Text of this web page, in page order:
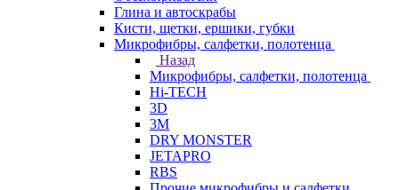
Глина и автоскрабы
Кисти, щетки, ершики, губки
Микрофибры, салфетки, полотенца
Назад
Микрофибры, салфетки, полотенца
Hi-TECH
3D
3М
DRY MONSTER
JETAPRO
RBS